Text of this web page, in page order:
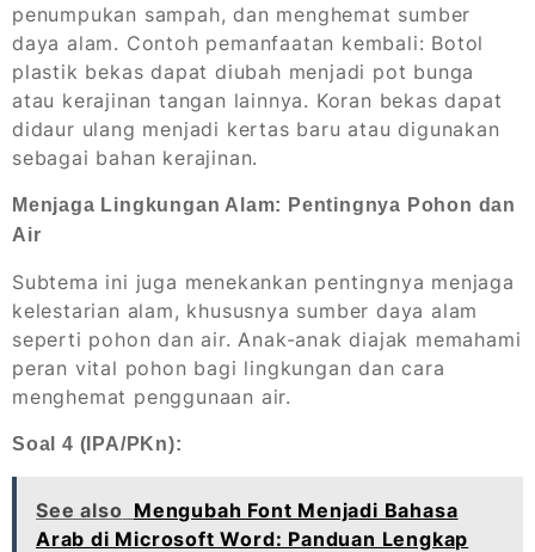
penumpukan sampah, dan menghemat sumber
daya alam. Contoh pemanfaatan kembali: Botol
plastik bekas dapat diubah menjadi pot bunga
atau kerajinan tangan lainnya. Koran bekas dapat
didaur ulang menjadi kertas baru atau digunakan
sebagai bahan kerajinan.
Menjaga Lingkungan Alam: Pentingnya Pohon dan
Air
Subtema ini juga menekankan pentingnya menjaga
kelestarian alam, khususnya sumber daya alam
seperti pohon dan air. Anak-anak diajak memahami
peran vital pohon bagi lingkungan dan cara
menghemat penggunaan air.
Soal 4 (IPA/PKn):
See also Mengubah Font Menjadi Bahasa
Arab di Microsoft Word: Panduan Lengkap